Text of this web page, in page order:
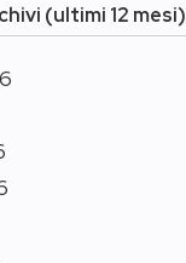
(ultimi 12 mesi)